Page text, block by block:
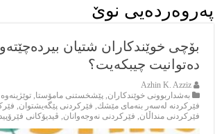
پەروەردەیی نوێ
بۆچی خوێندکاران شتیان
دەتوانیت چیبکەیت؟
Azhin K. Azziz
بەشداربوونی خوێندكاران,پێشخستنى مامۆستا,
فێركردنە لەسەر بنەماى مێشك, فێركردنى پێگەيشتوان,
فێركردنى منداڵان, فێركردنى نەوجەوانان, ڤيديۆكانى